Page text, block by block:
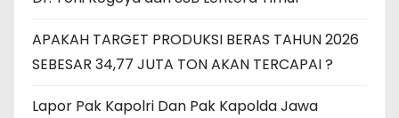
APAKAH TARGET PRODUKSI BERAS TAHUN 2026
SEBESAR 34,77 JUTA TON AKAN TERCAPAI ?
Lapor Pak Kapolri Dan Pak Kapolda Jawa